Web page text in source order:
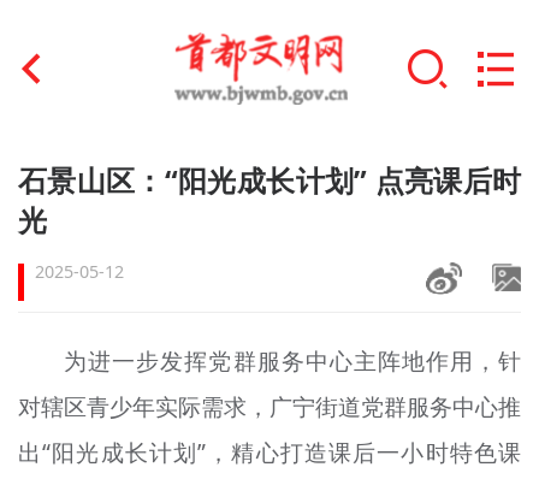
首页
文明创建
文明实践
未成年人思想道德建设
榜样人物
+
石景山区：“阳光成长计划” 点亮课后时
光
2025-05-12
为进一步发挥党群服务中心主阵地作用，针
对辖区青少年实际需求，广宁街道党群服务中心推
出“阳光成长计划”，精心打造课后一小时特色课